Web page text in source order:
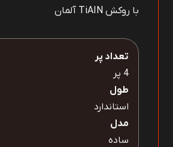
با روکش TiAIN آلمان
تعداد پر
4 پر
طول
استاندارد
مدل
ساده